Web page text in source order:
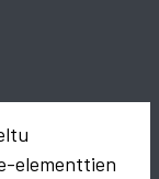
elementtien